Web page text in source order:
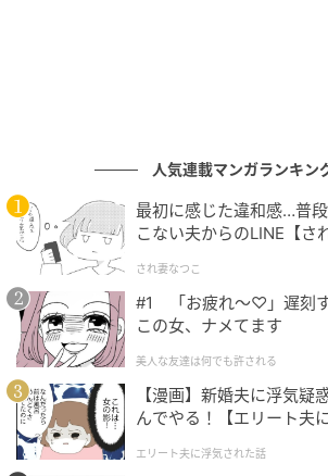
人気連載マンガランキン
最初に感じた違和感…普
こない夫からのLINE【さ
され妻なつこ
#1 「お疲れ〜♡」遅刻す
この女、ナメてます
美人な友達は何でも許される
【漫画】新婚夫に浮気疑
んでやる！【エリート夫
エリート夫に浮気された話